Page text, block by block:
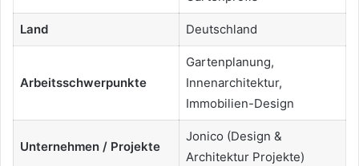
Land Deutschland
Arbeitsschwerpunkte
Gartenplanung,
Innenarchitektur,
Immobilien-Design
Unternehmen / Projekte
Jonico (Design &
Architektur Projekte)